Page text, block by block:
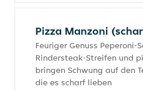
Pizza Manzoni
Feuriger Genuss Peperoni-
Rindersteak-Streifen und
bringen Schwung auf den
die es scharf lieben